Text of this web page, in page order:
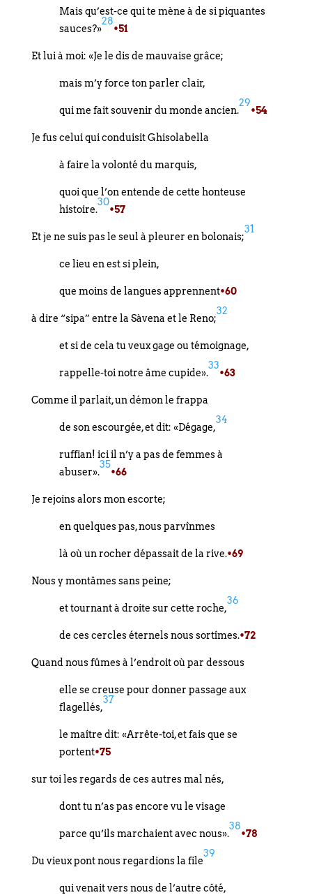
Mais qu’est-ce qui te mène à de si piquantes
sauces?»
28
•51
Et lui à moi: «Je le dis de mauvaise grâce;
mais m’y force ton parler clair,
qui me fait souvenir du monde ancien.
29
•54
Je fus celui qui conduisit Ghisolabella
à faire la volonté du marquis,
quoi que l’on entende de cette honteuse
histoire.
30
•57
Et je ne suis pas le seul à pleurer en bolonais;
31
ce lieu en est si plein,
que moins de langues apprennent•60
à dire “sipa” entre la Sàvena et le Reno;
32
et si de cela tu veux gage ou témoignage,
rappelle-toi notre âme cupide».
33
•63
Comme il parlait, un démon le frappa
de son escourgée, et dit: «Dégage,
34
ruffian! ici il n’y a pas de femmes à
abuser».
35
•66
Je rejoins alors mon escorte;
en quelques pas, nous parvînmes
là où un rocher dépassait de la rive.•69
Nous y montâmes sans peine;
et tournant à droite sur cette roche,
36
de ces cercles éternels nous sortîmes.•72
Quand nous fûmes à l’endroit où par dessous
elle se creuse pour donner passage aux
flagellés,
37
le maître dit: «Arrête-toi, et fais que se
portent•75
sur toi les regards de ces autres mal nés,
dont tu n’as pas encore vu le visage
parce qu’ils marchaient avec nous».
38
•78
Du vieux pont nous regardions la file
39
qui venait vers nous de l’autre côté,